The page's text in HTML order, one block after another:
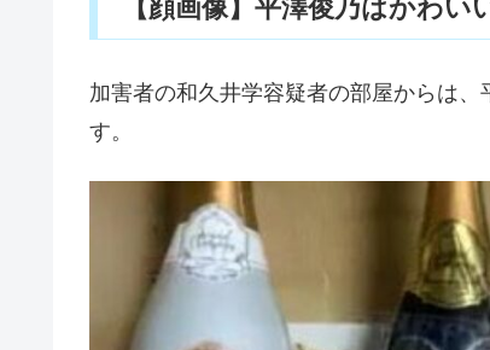
【顔画像】平澤俊乃はかわい
加害者の和久井学容疑者の部屋からは、
す。